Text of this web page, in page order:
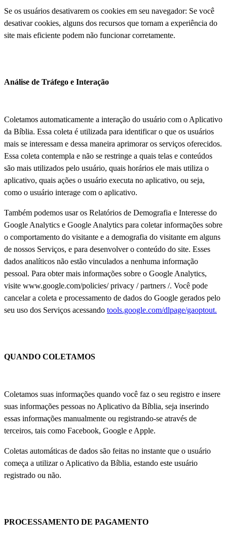
Se os usuários desativarem os cookies em seu navegador: Se você
desativar cookies, alguns dos recursos que tornam a experiência do
site mais eficiente podem não funcionar corretamente.
Análise de Tráfego e Interação
Coletamos automaticamente a interação do usuário com o Aplicativo
da Bíblia. Essa coleta é utilizada para identificar o que os usuários
mais se interessam e dessa maneira aprimorar os serviços oferecidos.
Essa coleta contempla e não se restringe a quais telas e conteúdos
são mais utilizados pelo usuário, quais horários ele mais utiliza o
aplicativo, quais ações o usuário executa no aplicativo, ou seja,
como o usuário interage com o aplicativo.
Também podemos usar os Relatórios de Demografia e Interesse do
Google Analytics e Google Analytics para coletar informações sobre
o comportamento do visitante e a demografia do visitante em alguns
de nossos Serviços, e para desenvolver o conteúdo do site. Esses
dados analíticos não estão vinculados a nenhuma informação
pessoal. Para obter mais informações sobre o Google Analytics,
visite www.google.com/policies/ privacy / partners /. Você pode
cancelar a coleta e processamento de dados do Google gerados pelo
seu uso dos Serviços acessando tools.google.com/dlpage/gaoptout.
QUANDO COLETAMOS
Coletamos suas informações quando você faz o seu registro e insere
suas informações pessoas no Aplicativo da Bíblia, seja inserindo
essas informações manualmente ou registrando-se através de
terceiros, tais como Facebook, Google e Apple.
Coletas automáticas de dados são feitas no instante que o usuário
começa a utilizar o Aplicativo da Bíblia, estando este usuário
registrado ou não.
PROCESSAMENTO DE PAGAMENTO